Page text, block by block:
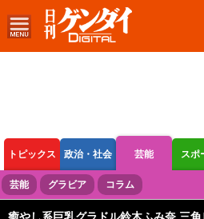
トピックス 政治・社会 芸能 スポ
ボートレース 競輪 オートレース
芸能 グラビア コラム